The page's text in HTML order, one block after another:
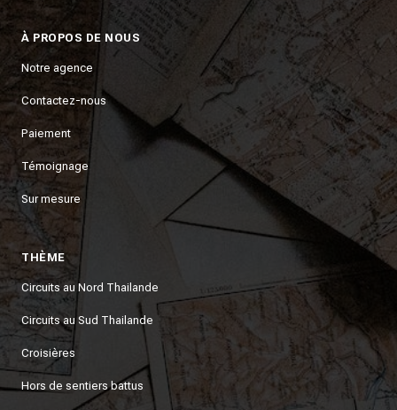
À PROPOS DE NOUS
Notre agence
Contactez-nous
Paiement
Témoignage
Sur mesure
THÈME
Circuits au Nord Thailande
Circuits au Sud Thailande
Croisières
Hors de sentiers battus